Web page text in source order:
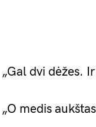
„Gal dvi dėžes.
„O medis